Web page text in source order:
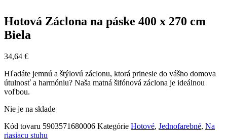
Hotová Záclona na páske 400 x 270 cm
Biela
34,64 €
Hľadáte jemnú a štýlovú záclonu, ktorá prinesie do vášho domova
útulnosť a harmóniu? Naša matná šifónová záclona je ideálnou
voľbou.
Nie je na sklade
Kód tovaru 5903571680006 Kategórie Hotové, Jednofarebné, Na
riasiacu stuhu